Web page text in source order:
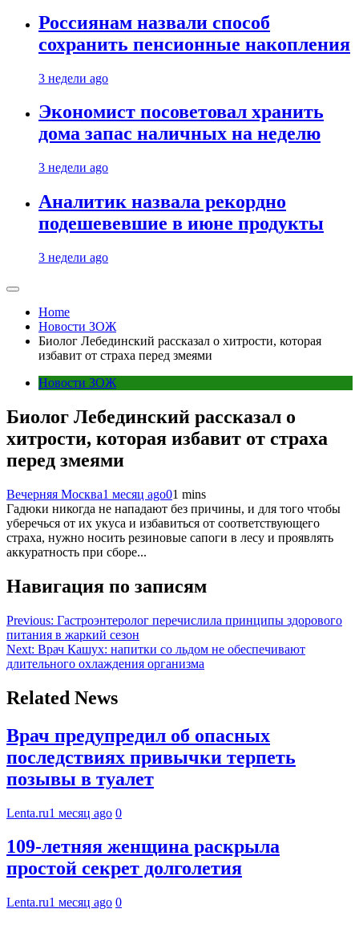
Россиянам назвали способ
сохранить пенсионные накопления
3 недели ago
Экономист посоветовал хранить
дома запас наличных на неделю
3 недели ago
Аналитик назвала рекордно
подешевевшие в июне продукты
3 недели ago
Home
Новости ЗОЖ
Биолог Лебединский рассказал о хитрости, которая
избавит от страха перед змеями
Новости ЗОЖ
Биолог Лебединский рассказал о
хитрости, которая избавит от страха
перед змеями
Вечерняя Москва1 месяц ago01 mins
Гадюки никогда не нападают без причины, и для того чтобы
уберечься от их укуса и избавиться от соответствующего
страха, нужно носить резиновые сапоги в лесу и проявлять
аккуратность при сборе...
Навигация по записям
Previous: Гастроэнтеролог перечислила принципы здорового
питания в жаркий сезон
Next: Врач Кашух: напитки со льдом не обеспечивают
длительного охлаждения организма
Related News
Врач предупредил об опасных
последствиях привычки терпеть
позывы в туалет
Lenta.ru1 месяц ago 0
109-летняя женщина раскрыла
простой секрет долголетия
Lenta.ru1 месяц ago 0